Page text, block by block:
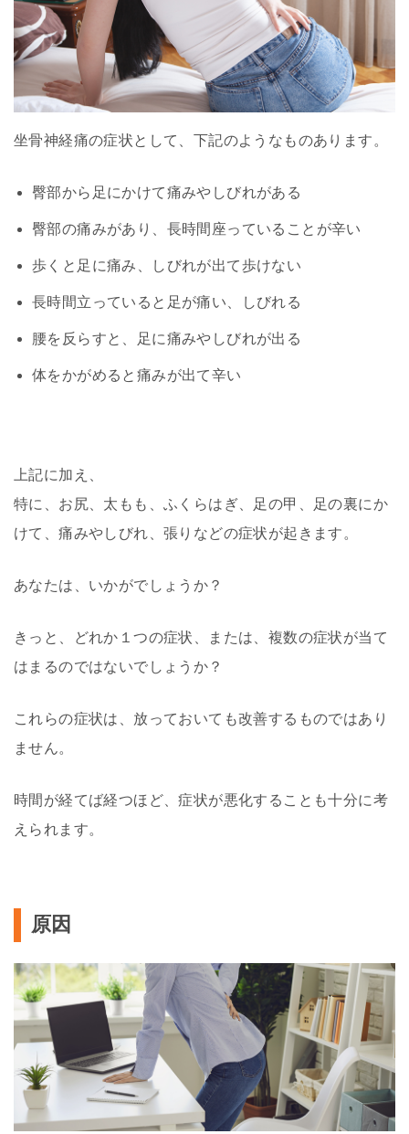
坐骨神経痛の症状として、下記のようなものあります。
臀部から足にかけて痛みやしびれがある
臀部の痛みがあり、長時間座っていることが辛い
歩くと足に痛み、しびれが出て歩けない
長時間立っていると足が痛い、しびれる
腰を反らすと、足に痛みやしびれが出る
体をかがめると痛みが出て辛い
上記に加え、
特に、お尻、太もも、ふくらはぎ、足の甲、足の裏にか
けて、痛みやしびれ、張りなどの症状が起きます。
あなたは、いかがでしょうか？
きっと、どれか１つの症状、または、複数の症状が当て
はまるのではないでしょうか？
これらの症状は、放っておいても改善するものではあり
ません。
時間が経てば経つほど、症状が悪化することも十分に考
えられます。
原因